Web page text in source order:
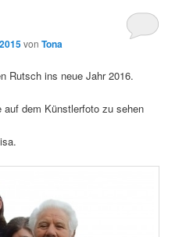
vonTona
Rutsch ins neue Jahr 2016.
auf dem Künstlerfoto zu sehen